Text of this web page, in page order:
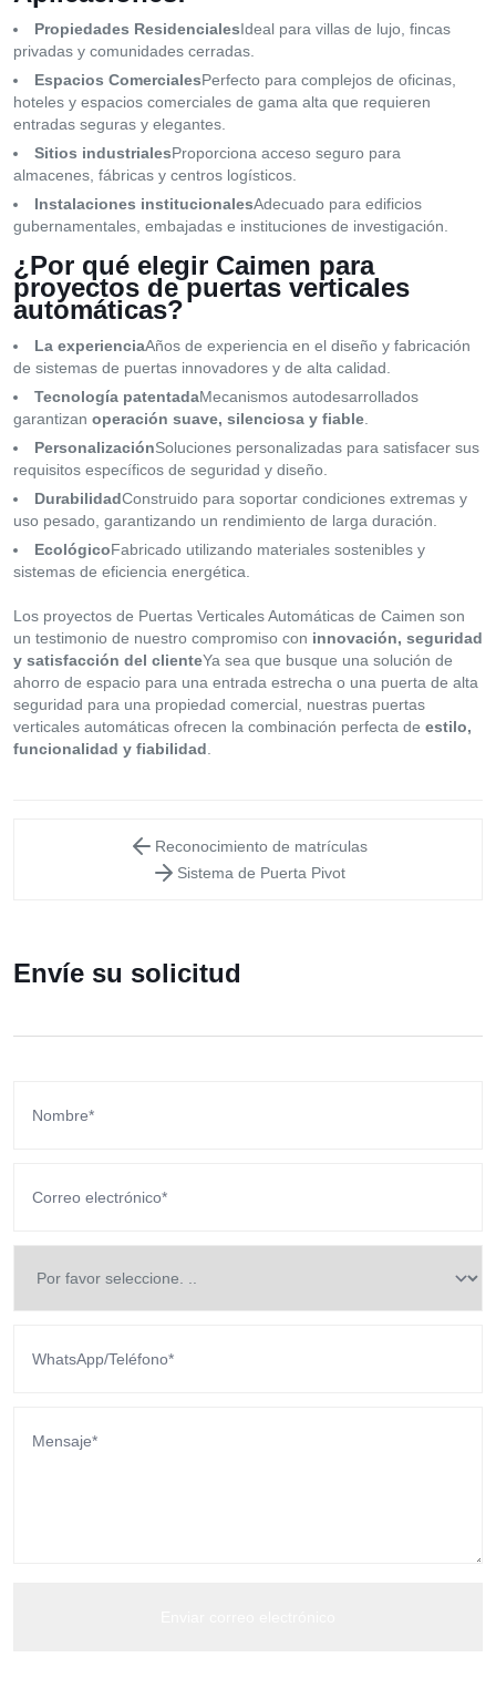
Propiedades ResidencialesIdeal para villas de lujo, fincas
privadas y comunidades cerradas.
Espacios ComercialesPerfecto para complejos de oficinas,
hoteles y espacios comerciales de gama alta que requieren
entradas seguras y elegantes.
Sitios industrialesProporciona acceso seguro para
almacenes, fábricas y centros logísticos.
Instalaciones institucionalesAdecuado para edificios
gubernamentales, embajadas e instituciones de investigación.
¿Por qué elegir Caimen para
proyectos de puertas verticales
automáticas?
La experienciaAños de experiencia en el diseño y fabricación
de sistemas de puertas innovadores y de alta calidad.
Tecnología patentadaMecanismos autodesarrollados
garantizan operación suave, silenciosa y fiable
PersonalizaciónSoluciones personalizadas para satisfacer sus
requisitos específicos de seguridad y diseño.
DurabilidadConstruido para soportar condiciones extremas y
uso pesado, garantizando un rendimiento de larga duración.
EcológicoFabricado utilizando materiales sostenibles y
sistemas de eficiencia energética.
Los proyectos de Puertas Verticales Automáticas de Caimen son
un testimonio de nuestro compromiso con innovación, seguridad
y satisfacción del clienteYa sea que busque una solución de
ahorro de espacio para una entrada estrecha o una puerta de alta
seguridad para una propiedad comercial, nuestras puertas
verticales automáticas ofrecen la combinación perfecta de estilo,
funcionalidad y fiabilidad
Reconocimiento de matrículas
Sistema de Puerta Pivot
Envíe su solicitud